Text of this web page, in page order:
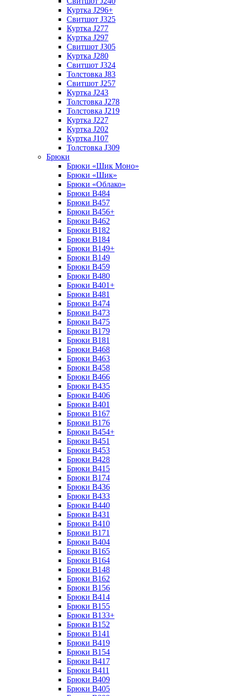
Куртка J296+
Свитшот J325
Куртка J277
Куртка J297
Свитшот J305
Куртка J280
Свитшот J324
Толстовка J83
Свитшот J257
Куртка J243
Толстовка J278
Толстовка J219
Куртка J227
Куртка J202
Куртка J107
Толстовка J309
Брюки
Брюки «Шик Моно»
Брюки «Шик»
Брюки «Облако»
Брюки B484
Брюки B457
Брюки B456+
Брюки B462
Брюки B182
Брюки B184
Брюки B149+
Брюки B149
Брюки B459
Брюки B480
Брюки B401+
Брюки B481
Брюки B474
Брюки B473
Брюки B475
Брюки B179
Брюки B181
Брюки B468
Брюки B463
Брюки B458
Брюки B466
Брюки B435
Брюки B406
Брюки B401
Брюки B167
Брюки B176
Брюки B454+
Брюки B451
Брюки B453
Брюки B428
Брюки B415
Брюки B174
Брюки B436
Брюки B433
Брюки B440
Брюки B431
Брюки B410
Брюки B171
Брюки B404
Брюки B165
Брюки B164
Брюки B148
Брюки B162
Брюки B156
Брюки B414
Брюки B155
Брюки B133+
Брюки B152
Брюки B141
Брюки B419
Брюки B154
Брюки B417
Брюки B411
Брюки B409
Брюки B405